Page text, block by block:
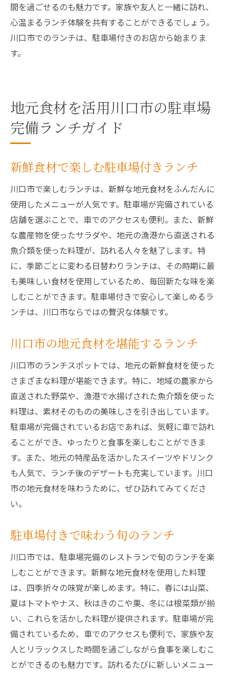
間を過ごせるのも魅力です。家族や友人と一緒に訪れ、
心温まるランチ体験を共有することができるでしょう。
川口市でのランチは、駐車場付きのお店から始まりま
す。
地元食材を活用川口市の駐車場
完備ランチガイド
新鮮食材で楽しむ駐車場付きランチ
川口市で楽しむランチは、新鮮な地元食材をふんだんに
使用したメニューが人気です。駐車場が完備されている
店舗を選ぶことで、車でのアクセスも便利。また、新鮮
な農産物を使ったサラダや、地元の漁港から直送される
魚介類を使った料理が、訪れる人々を魅了します。特
に、季節ごとに変わる日替わりランチは、その時期に最
も美味しい食材を使用しているため、毎回新たな味を楽
しむことができます。駐車場付きで安心して楽しめるラ
ンチは、川口市ならではの贅沢な体験です。
川口市の地元食材を堪能するランチ
川口市のランチスポットでは、地元の新鮮食材を使った
さまざまな料理が堪能できます。特に、地域の農家から
直送された野菜や、漁港で水揚げされた魚介類を使った
料理は、素材そのものの美味しさを引き出しています。
駐車場が完備されているお店であれば、気軽に車で訪れ
ることができ、ゆったりと食事を楽しむことができま
す。また、地元の特産品を活かしたスイーツやドリンク
も人気で、ランチ後のデザートも充実しています。川口
市の地元食材を味わうために、ぜひ訪れてみてくださ
い。
駐車場付きで味わう旬のランチ
川口市では、駐車場完備のレストランで旬のランチを楽
しむことができます。新鮮な地元食材を使用した料理
は、四季折々の味覚が楽しめます。特に、春には山菜、
夏はトマトやナス、秋はきのこや栗、冬には根菜類が揃
い、これらを活かした料理が提供されます。駐車場が完
備されているため、車でのアクセスも便利で、家族や友
人とリラックスした時間を過ごしながら食事を楽しむこ
とができるのも魅力です。訪れるたびに新しいメニュー